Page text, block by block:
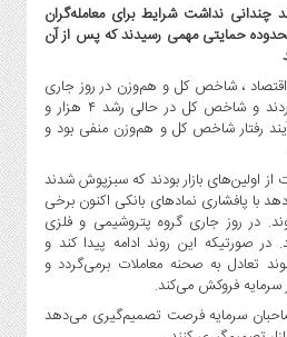
چندانی نداشت شرایط برای معامله‌گران
محدوده حمایتی مهمی رسیدند که پس از آن
، شاخص کل و هم‌وزن در روز جاری
خلاف جهت یکدیگر حرکت کردند و شاخص کل در حالی رشد ۴ هزار و
رفتار شاخص کل و هم‌وزن منفی بود و
از اولین‌های بازار بودند که سبزپوش شدند
با پافشاری نمادهای بانکی اکنون برخی
در روز جاری گروه پتروشیمی و فلزی
در صورتیکه این روند ادامه پیدا کند و
تعادل به صحنه معاملات برمی‌گردد و
سرمایه فروکش می‌کند.
سرمایه فرصت تصمیم‌گیری می‌دهد